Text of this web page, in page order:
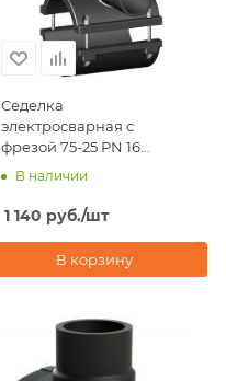
Седелка
электросварная с
фрезой 75-25 PN 16
TAPPING TEE WITHOUT
В наличии
1 140 руб./шт
В корзину